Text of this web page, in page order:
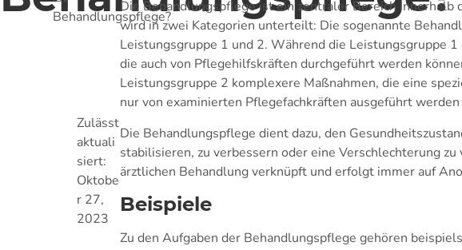
Behandlungspflege?
Zulässt
aktuali
siert:
Oktobe
r 27,
2023
Die Behandlungspflege ist ein zentraler Bereich innerhalb
wird in zwei Kategorien unterteilt: Die sogenannte
Leistungsgruppe 1 und 2. Während die Leistungsgruppe
die auch von Pflegehilfskräften durchgeführt werden
Leistungsgruppe 2 komplexere Maßnahmen, die eine
nur von examinierten Pflegefachkräften ausgeführt
Die Behandlungspflege dient dazu, den
stabilisieren, zu verbessern oder eine Verschlechterung
ärztlichen Behandlung verknüpft und erfolgt immer auf
Beispiele
Zu den Aufgaben der Behandlungspflege gehören